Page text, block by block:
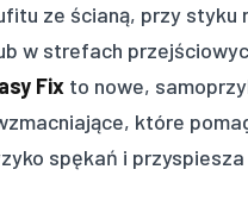
ze ścianą, przy styku
w strefach
Fix to nowe,
które
spękań i